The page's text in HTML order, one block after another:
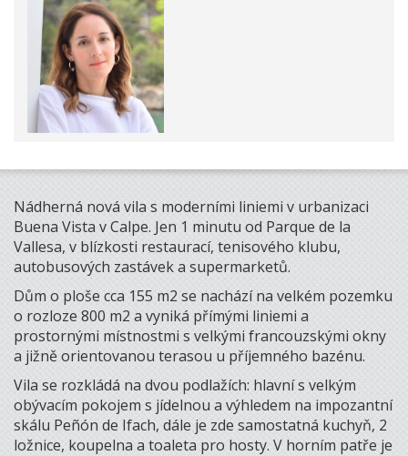
Nádherná nová vila s moderními liniemi v urbanizaci
Buena Vista v Calpe. Jen 1 minutu od Parque de la
Vallesa, v blízkosti restaurací, tenisového klubu,
autobusových zastávek a supermarketů.
Dům o ploše cca 155 m2 se nachází na velkém pozemku
o rozloze 800 m2 a vyniká přímými liniemi a
prostornými místnostmi s velkými francouzskými okny
a jižně orientovanou terasou u příjemného bazénu.
Vila se rozkládá na dvou podlažích: hlavní s velkým
obývacím pokojem s jídelnou a výhledem na impozantní
skálu Peñón de Ifach, dále je zde samostatná kuchyň, 2
ložnice, koupelna a toaleta pro hosty. V horním patře je